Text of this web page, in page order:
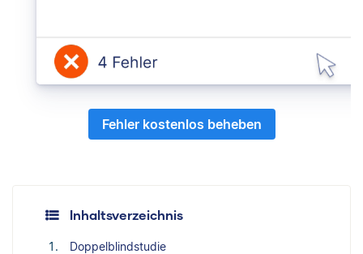
Fehler kostenlos beheben
Inhaltsverzeichnis
Doppelblindstudie